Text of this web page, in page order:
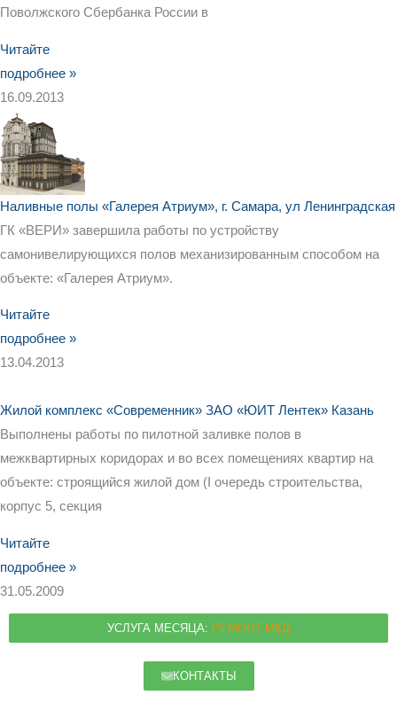
Поволжского Сбербанка России в
Читайте
подробнее »
16.09.2013
Наливные полы «Галерея Атриум», г. Самара, ул Ленинградская
ГК «ВЕРИ» завершила работы по устройству
самонивелирующихся полов механизированным способом на
объекте: «Галерея Атриум».
Читайте
подробнее »
13.04.2013
Жилой комплекс «Современник» ЗАО «ЮИТ Лентек» Казань
Выполнены работы по пилотной заливке полов в
межквартирных коридорах и во всех помещениях квартир на
объекте: строящийся жилой дом (I очередь строительства,
корпус 5, секция
Читайте
подробнее »
31.05.2009
УСЛУГА МЕСЯЦА: РЕМОНТ МКД
КОНТАКТЫ